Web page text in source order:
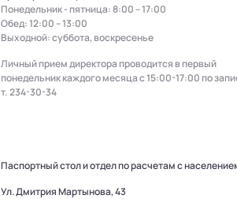
Понедельник - пятница: 8:00 – 17:00
Обед: 12:00 – 13:00
Выходной: суббота, воскресенье
Личный прием директора проводится в первый
понедельник каждого месяца с 15:00-17:00 по
т.234-30-34
Паспортный стол и отдел по расчетам с
Ул. Дмитрия Мартынова, 43